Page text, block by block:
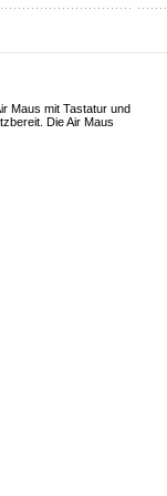
Maus mit Tastatur und
Die Air Maus